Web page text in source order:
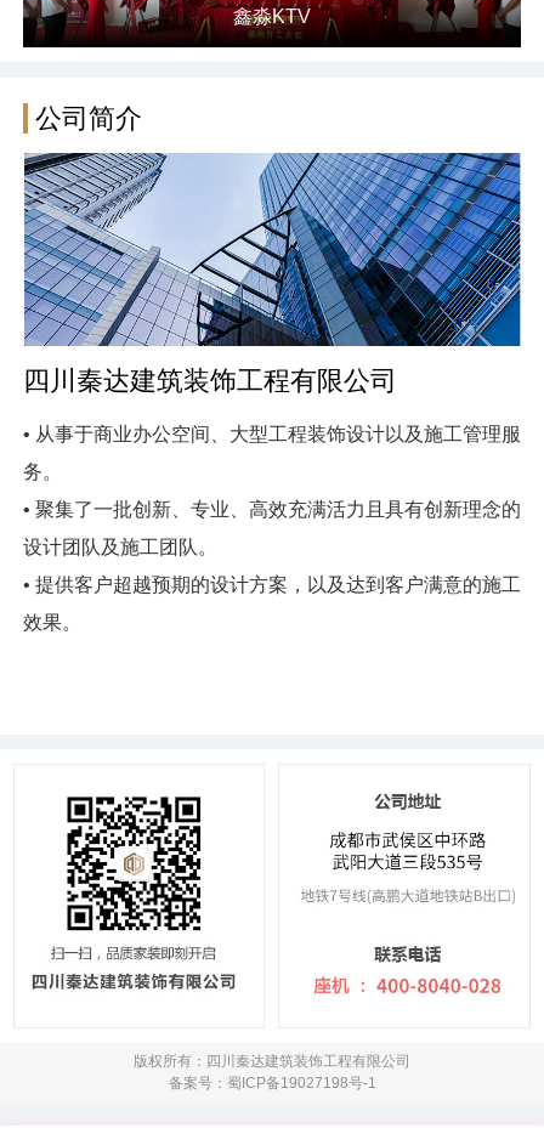
鑫淼KTV
公司简介
四川秦达建筑装饰工程有限公司
• 从事于商业办公空间、大型工程装饰设计以及施工管理服
务。
• 聚集了一批创新、专业、高效充满活力且具有创新理念的
设计团队及施工团队。
• 提供客户超越预期的设计方案，以及达到客户满意的施工
效果。
版权所有：四川秦达建筑装饰工程有限公司
备案号：蜀ICP备19027198号-1